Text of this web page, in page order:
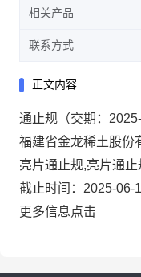
相关产品
联系方式
正文内容
通止规（交期：2025-
福建省金龙稀土股份
亮片通止规,亮片通
截止时间：2025-06-
更多信息点击